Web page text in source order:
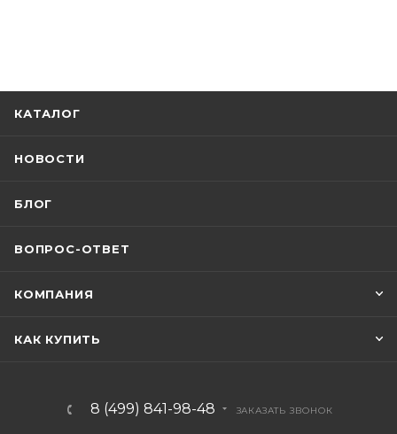
КАТАЛОГ
НОВОСТИ
БЛОГ
ВОПРОС-ОТВЕТ
КОМПАНИЯ
КАК КУПИТЬ
8 (499) 841-98-48 ЗАКАЗАТЬ ЗВОНОК